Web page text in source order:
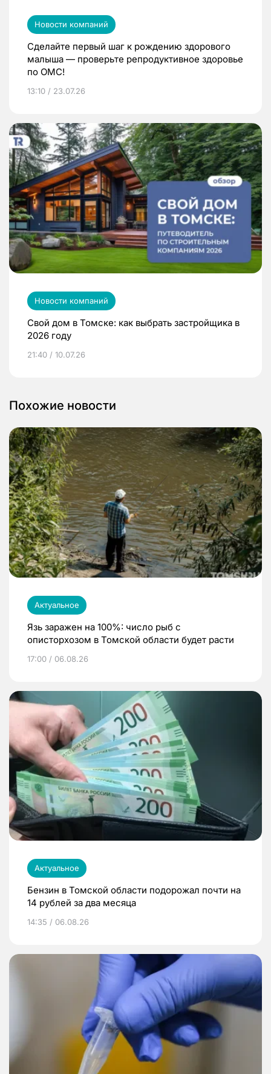
Новости компаний
Сделайте первый шаг к рождению здорового
малыша — проверьте репродуктивное здоровье
по ОМС!
13:10 / 23.07.26
Новости компаний
Свой дом в Томске: как выбрать застройщика в
2026 году
21:40 / 10.07.26
Похожие новости
Актуальное
Язь заражен на 100%: число рыб с
описторхозом в Томской области будет расти
17:00 / 06.08.26
Актуальное
Бензин в Томской области подорожал почти на
14 рублей за два месяца
14:35 / 06.08.26